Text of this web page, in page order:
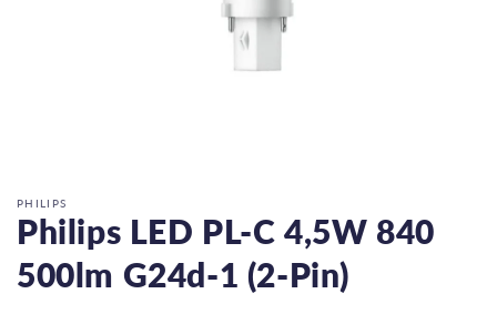
i
PHILIPS
Philips LED PL-C 4,5W 840
500lm G24d-1 (2-Pin)